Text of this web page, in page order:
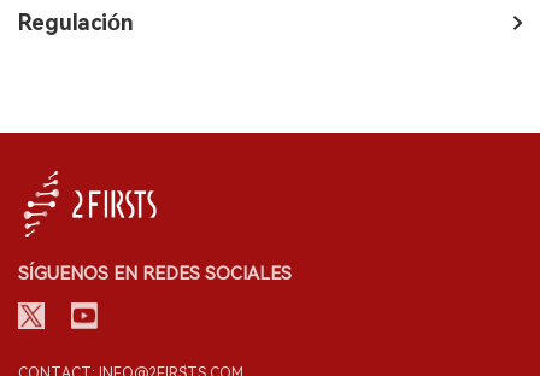
Regulación
SÍGUENOS EN REDES SOCIALES